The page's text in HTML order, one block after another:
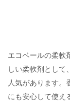
エコベールの柔軟
しい柔軟剤として
人気があります。
にも安心して使え